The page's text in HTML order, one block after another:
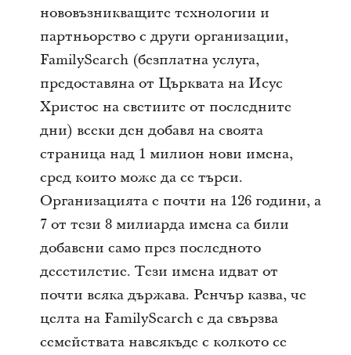
нововъзникващите технологии и
партньорство с други организации,
FamilySearch (безплатна услуга,
предоставяна от Църквата на Исус
Христос на светиите от последните
дни) всеки ден добавя на своята
страница над 1 милион нови имена,
сред които може да се търси.
Организацията е почти на 126 години, а
7 от тези 8 милиарда имена са били
добавени само през последното
десетилетие. Тези имена идват от
почти всяка държава. Ренчър казва, че
целта на FamilySearch е да свързва
семействата навсякъде с колкото се